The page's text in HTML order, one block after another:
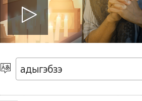
Видеор
Бзэр
къыхэх